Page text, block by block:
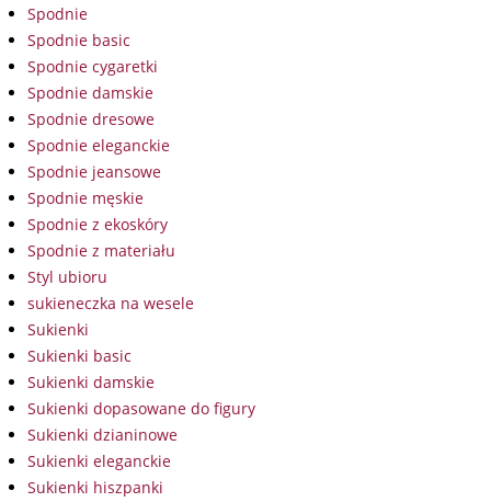
Spodnie
Spodnie basic
Spodnie cygaretki
Spodnie damskie
Spodnie dresowe
Spodnie eleganckie
Spodnie jeansowe
Spodnie męskie
Spodnie z ekoskóry
Spodnie z materiału
Styl ubioru
sukieneczka na wesele
Sukienki
Sukienki basic
Sukienki damskie
Sukienki dopasowane do figury
Sukienki dzianinowe
Sukienki eleganckie
Sukienki hiszpanki